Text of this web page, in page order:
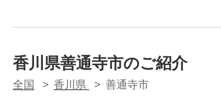
香川県善通寺市のご紹介
全国 香川県 善通寺市